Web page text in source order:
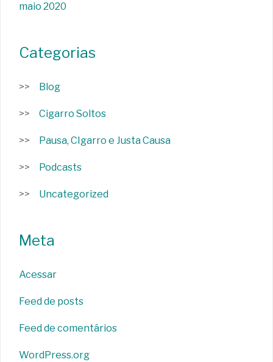
maio 2020
Categorias
Blog
Cigarro Soltos
Pausa, CIgarro e Justa Causa
Podcasts
Uncategorized
Meta
Acessar
Feed de posts
Feed de comentários
WordPress.org